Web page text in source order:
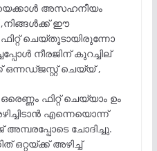
അസഹനീയം
,നിങ്ങൾക്ക് ഈ
ചെയ്തൂടായിരുന്നോ
നീരജിന് കുറച്ചില്
ഒന്നഡ്ജസ്റ്റ് ചെയ്യ് ,
ഫിറ്റ് ചെയ്യാം ഉം
എന്നെയൊന്ന്
ചോദിച്ചു.
ഒറ്റയ്ക്ക് അഴിച്ച്